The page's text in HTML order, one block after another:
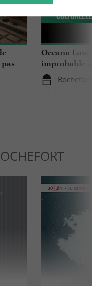
Oceana
improbable
Rochefort
Culturelle